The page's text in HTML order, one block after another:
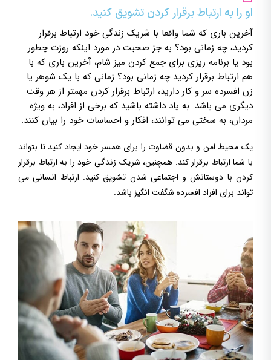
او را به ارتباط برقرار کردن تشویق کنید.
آخرین باری که شما واقعا با شریک زندگی خود ارتباط برقرار
کردید، چه زمانی بود؟ به جز صحبت در مورد اینکه روزت چطور
بود یا برنامه ریزی برای جمع کردن میز شام، آخرین باری که با
هم ارتباط برقرار کردید چه زمانی بود؟ زمانی که با یک شوهر یا
زن افسرده سر و کار دارید، ارتباط برقرار کردن مهمتر از هر وقت
دیگری می باشد. به یاد داشته باشید که برخی از افراد، به ویژه
مردان، به سختی می توانند، افکار و احساسات خود را بیان کنند.
یک محیط امن و بدون قضاوت را برای همسر خود ایجاد کنید تا بتواند
با شما ارتباط برقرار کند. همچنین، شریک زندگی خود را به ارتباط برقرار
کردن با دوستانش و اجتماعی شدن تشویق کنید. ارتباط انسانی می
تواند برای افراد افسرده شگفت انگیز باشد.